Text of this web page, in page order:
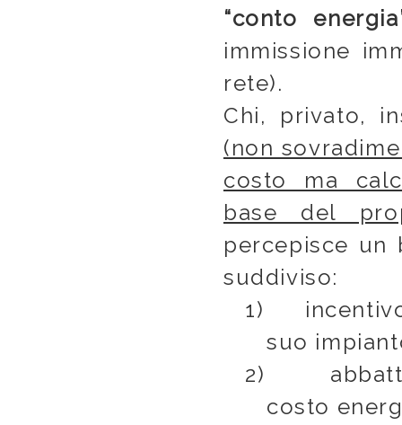
“conto
immissione
rete).
Chi, privato,
(non
costo ma
base del
percepisce un
suddiviso:
1)
suo
2)
costo